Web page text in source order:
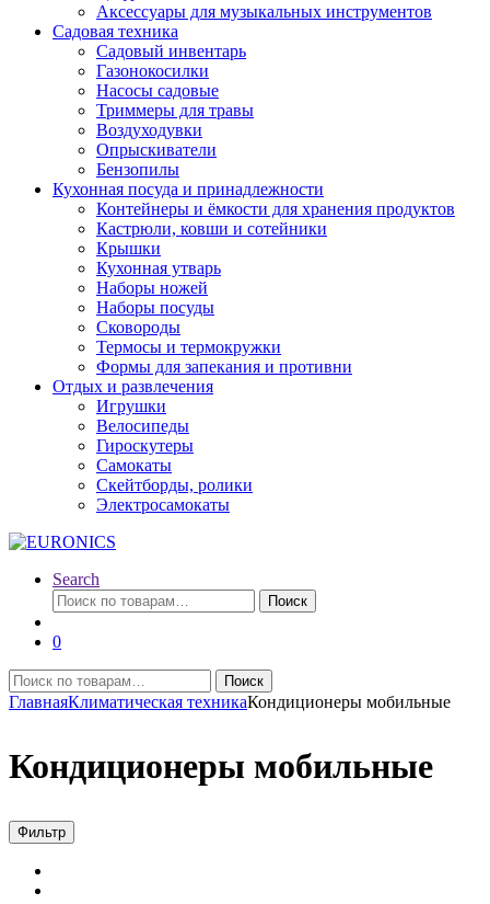
Аксессуары для музыкальных инструментов
Садовая техника
Садовый инвентарь
Газонокосилки
Насосы садовые
Триммеры для травы
Воздуходувки
Опрыскиватели
Бензопилы
Кухонная посуда и принадлежности
Контейнеры и ёмкости для хранения продуктов
Кастрюли, ковши и сотейники
Крышки
Кухонная утварь
Наборы ножей
Наборы посуды
Сковороды
Термосы и термокружки
Формы для запекания и противни
Отдых и развлечения
Игрушки
Велосипеды
Гироскутеры
Самокаты
Скейтборды, ролики
Электросамокаты
Search
Искать:
Поиск
0
Искать:
Поиск
ГлавнаяКлиматическая техникаКондиционеры мобильные
Кондиционеры мобильные
Фильтр